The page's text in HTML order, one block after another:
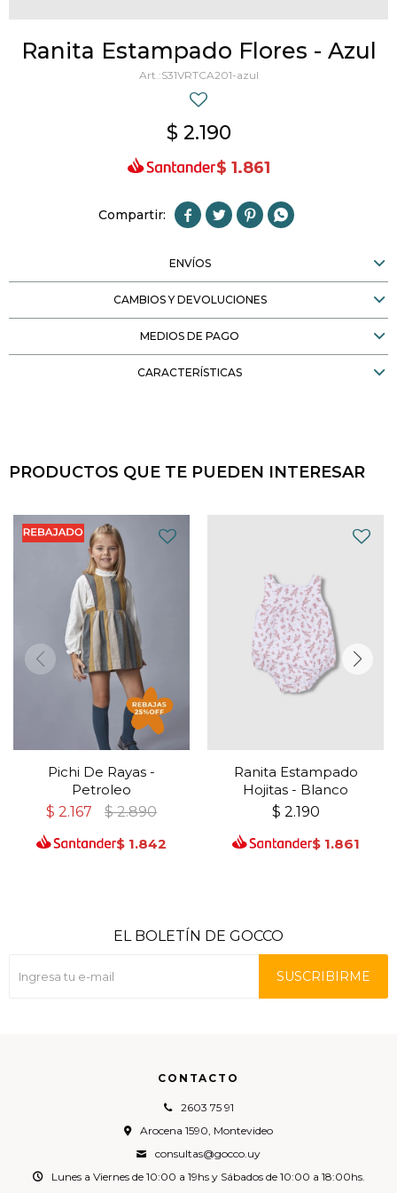
Ranita Estampado Flores - Azul
S31VRTCA201-azul
$ 2.190
$ 1.861
   
ENVÍOS
CAMBIOS Y DEVOLUCIONES
MEDIOS DE PAGO
CARACTERÍSTICAS
PRODUCTOS QUE TE PUEDEN INTERESAR
Pichi De Rayas -
Petroleo
$ 2.167 $ 2.890
$ 1.842
Ranita Estampado
Hojitas - Blanco
$ 2.190
$ 1.861
CONTACTO
2603 75 91
Arocena 1590, Montevideo
consultas@gocco.uy
Lunes a Viernes de 10:00 a 19hs y Sábados de 10:00 a 18:00hs.
EL BOLETÍN DE GOCCO
SUSCRIBIRME